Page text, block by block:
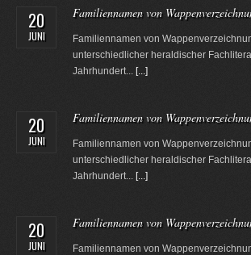
20
JUNI
Familiennamen von
Familiennamen von
unterschiedlicher heraldischer
Jahrhundert... [...]
20
JUNI
Familiennamen von
Familiennamen von
unterschiedlicher heraldischer
Jahrhundert... [...]
20
JUNI
Familiennamen von
Familiennamen von